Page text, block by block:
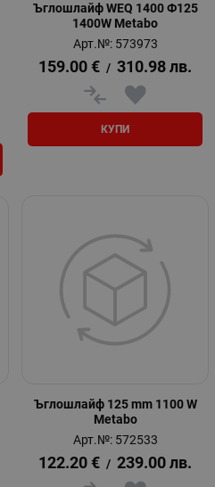
Ъглошлайф WEQ 1400 Ф125
1400W Metabo
Арт.№: 573973
159.00 € / 310.98 лв.
КУПИ
Ъглошлайф 125 mm 1100 W
Metabo
Арт.№: 572533
122.20 € / 239.00 лв.